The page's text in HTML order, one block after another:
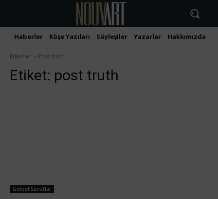
Haberler Köşe Yazıları Söyleşiler Yazarlar Hakkımızda
Etiketler Post truth
Etiket: post truth
Görsel Sanatlar